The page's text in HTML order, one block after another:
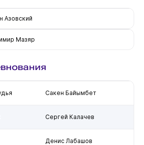
Азовский
Мазяр
Сакен Байымбет
Сергей Калачев
Денис Лабашов